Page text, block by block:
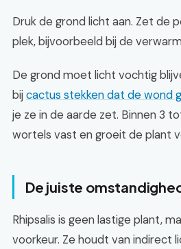
Druk de grond licht aan. Zet de
plek, bijvoorbeeld bij de
De grond moet licht vochtig
bijcactus stekken dat de wond
je ze in de aarde zet. Binnen 3
wortels vast en groeit de plant
De juiste
Rhipsalis is geen lastige plant,
voorkeur. Ze houdt van indirect